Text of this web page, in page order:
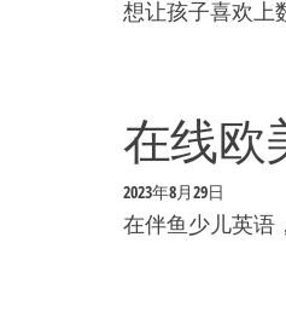
想让孩子喜欢上
在线欧
2023年8月29日
在伴鱼少儿英语